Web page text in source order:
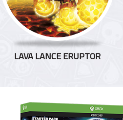
LAVA LANCE ERUPTOR